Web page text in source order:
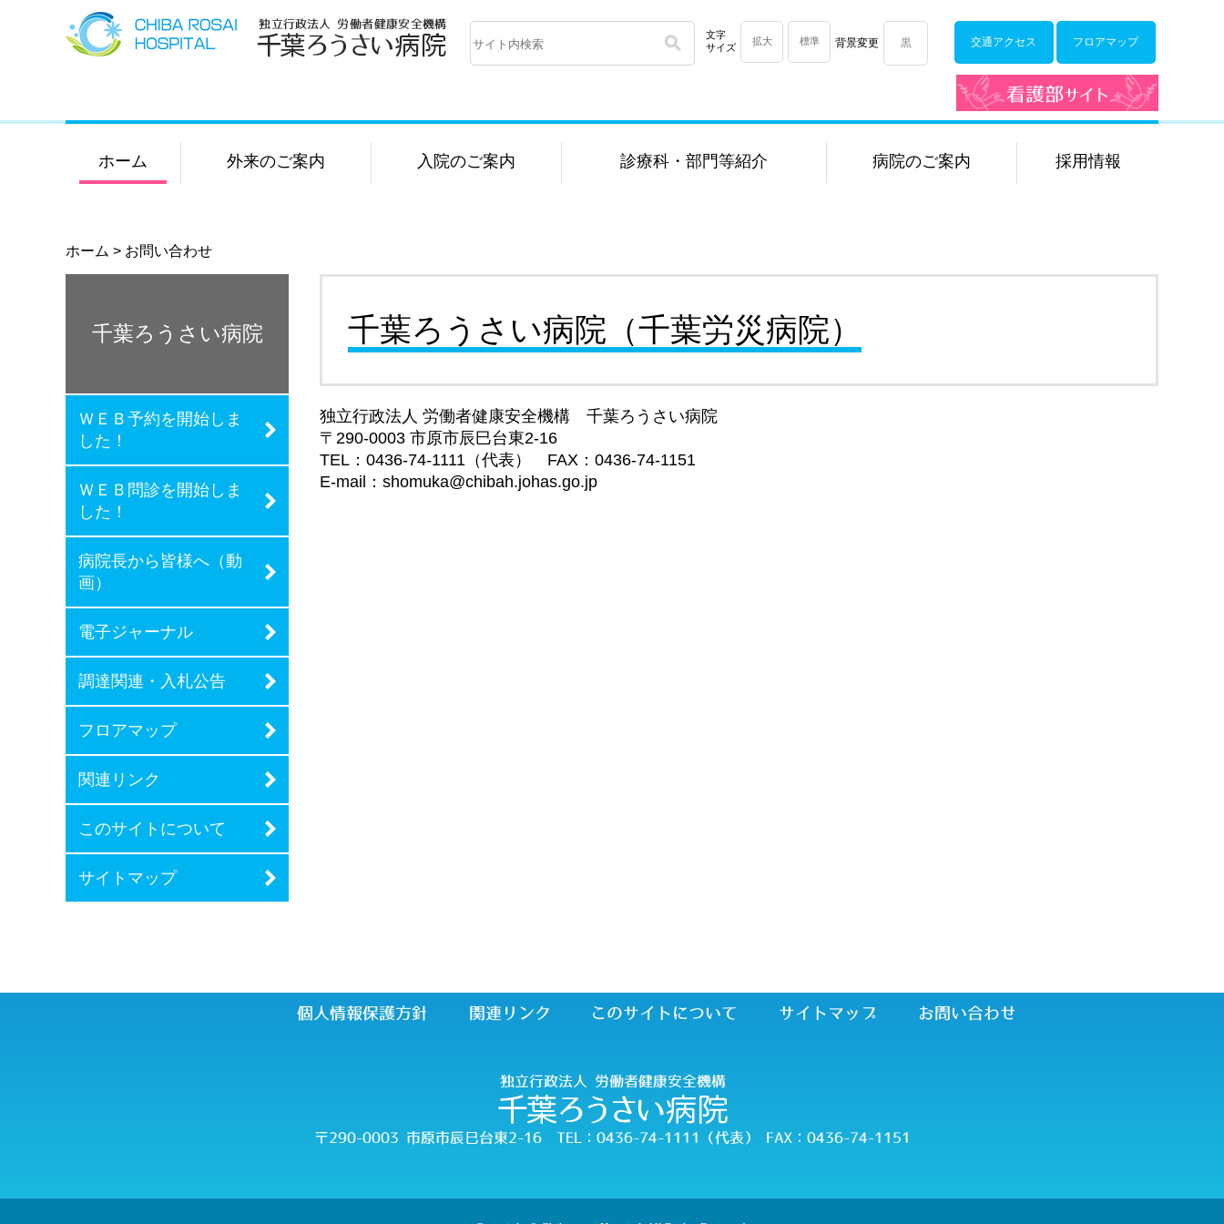
文字
サイズ
拡大 標準 背景変更 黒 交通アクセス フロアマップ
ホーム 外来のご案内 入院のご案内 診療科・部門等紹介 病院のご案内 採用情報
ホーム > お問い合わせ
千葉ろうさい病院
ＷＥＢ予約を開始しま
した！
ＷＥＢ問診を開始しま
した！
病院長から皆様へ（動
画）
電子ジャーナル
調達関連・入札公告
フロアマップ
関連リンク
このサイトについて
サイトマップ
千葉ろうさい病院（千葉労災病院）
独立行政法人 労働者健康安全機構 千葉ろうさい病院
〒290-0003 市原市辰巳台東2-16
TEL：0436-74-1111（代表） FAX：0436-74-1151
E-mail：shomuka@chibah.johas.go.jp
個人情報保護方針 関連リンク このサイトについて サイトマップ